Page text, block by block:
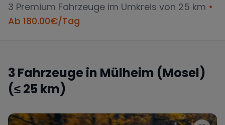
Mercedes
3 Premium Fahrzeuge im Umkreis von 25 km •
Ab 180.00€/Tag
3 Fahrzeuge in Mülheim (Mosel)
(≤ 25 km)